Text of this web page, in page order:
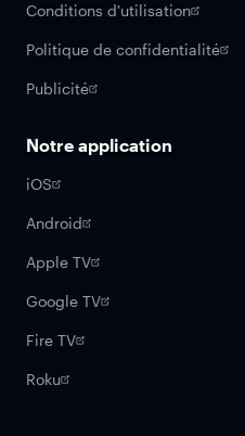
Conditions d'utilisation
Politique de confidentialité
Publicité
Notre application
iOS
Android
Apple TV
Google TV
Fire TV
Roku